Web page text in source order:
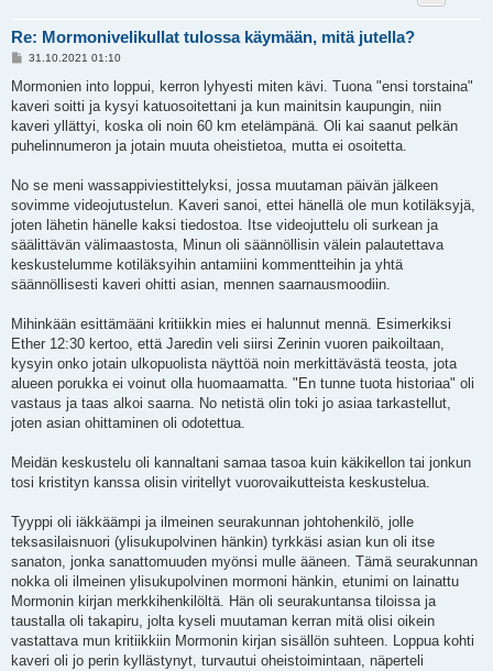
Re: Mormonivelikullat tulossa käymään, mitä jutella?
V
e
t
i
31.10.2021 01:10
Mormonien into loppui, kerron lyhyesti miten kävi. Tuona "ensi torstaina"
kaveri soitti ja kysyi katuosoitettani ja kun mainitsin kaupungin, niin
kaveri yllättyi, koska oli noin 60 km etelämpänä. Oli kai saanut pelkän
puhelinnumeron ja jotain muuta oheistietoa, mutta ei osoitetta.
No se meni wassappiviestittelyksi, jossa muutaman päivän jälkeen
sovimme videojutustelun. Kaveri sanoi, ettei hänellä ole mun kotiläksyjä,
joten lähetin hänelle kaksi tiedostoa. Itse videojuttelu oli surkean ja
säälittävän välimaastosta, Minun oli säännöllisin välein palautettava
keskustelumme kotiläksyihin antamiini kommentteihin ja yhtä
säännöllisesti kaveri ohitti asian, mennen saarnausmoodiin.
Mihinkään esittämääni kritiikkin mies ei halunnut mennä. Esimerkiksi
Ether 12:30 kertoo, että Jaredin veli siirsi Zerinin vuoren paikoiltaan,
kysyin onko jotain ulkopuolista näyttöä noin merkittävästä teosta, jota
alueen porukka ei voinut olla huomaamatta. "En tunne tuota historiaa" oli
vastaus ja taas alkoi saarna. No netistä olin toki jo asiaa tarkastellut,
joten asian ohittaminen oli odotettua.
Meidän keskustelu oli kannaltani samaa tasoa kuin käkikellon tai jonkun
tosi kristityn kanssa olisin viritellyt vuorovaikutteista keskustelua.
Tyyppi oli iäkkäämpi ja ilmeinen seurakunnan johtohenkilö, jolle
teksasilaisnuori (ylisukupolvinen hänkin) tyrkkäsi asian kun oli itse
sanaton, jonka sanattomuuden myönsi mulle ääneen. Tämä seurakunnan
nokka oli ilmeinen ylisukupolvinen mormoni hänkin, etunimi on lainattu
Mormonin kirjan merkkihenkilöltä. Hän oli seurakuntansa tiloissa ja
taustalla oli takapiru, jolta kyseli muutaman kerran mitä olisi oikein
vastattava mun kritiikkiin Mormonin kirjan sisällön suhteen. Loppua kohti
kaveri oli jo perin kyllästynyt, turvautui oheistoimintaan, näperteli